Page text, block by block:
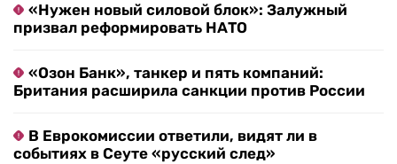
«Нужен новый силовой блок»: Залужный
призвал реформировать НАТО
«Озон Банк», танкер и пять компаний:
Британия расширила санкции против России
В Еврокомиссии ответили, видят ли в
событиях в Сеуте «русский след»